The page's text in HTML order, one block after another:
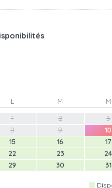
L M M
1
2 3
8
9 10
15
16 17
22
23 24
29
30 31